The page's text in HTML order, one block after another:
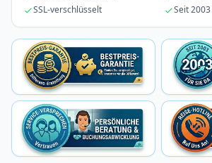
SSL-verschlüsselt
Seit